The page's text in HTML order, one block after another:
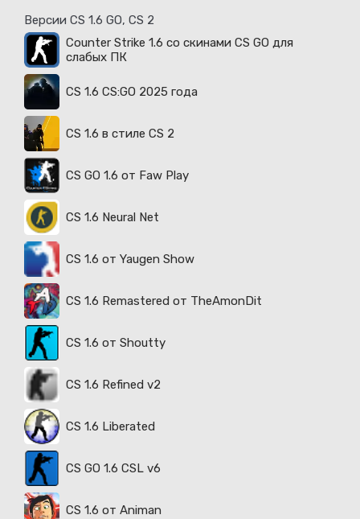
Версии CS 1.6 GO, CS 2
Counter Strike 1.6 со скинами CS GO для
слабых ПК
CS 1.6 CS:GO 2025 года
CS 1.6 в стиле CS 2
CS GO 1.6 от Faw Play
CS 1.6 Neural Net
CS 1.6 от Yaugen Show
CS 1.6 Remastered от TheAmonDit
CS 1.6 от Shoutty
CS 1.6 Refined v2
CS 1.6 Liberated
CS GO 1.6 CSL v6
CS 1.6 от Animan